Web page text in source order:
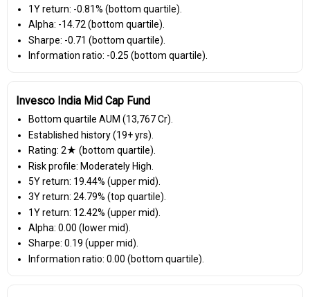
1Y return: -0.81% (bottom quartile).
Alpha: -14.72 (bottom quartile).
Sharpe: -0.71 (bottom quartile).
Information ratio: -0.25 (bottom quartile).
Invesco India Mid Cap Fund
Bottom quartile AUM (₹13,767 Cr).
Established history (19+ yrs).
Rating: 2★ (bottom quartile).
Risk profile: Moderately High.
5Y return: 19.44% (upper mid).
3Y return: 24.79% (top quartile).
1Y return: 12.42% (upper mid).
Alpha: 0.00 (lower mid).
Sharpe: 0.19 (upper mid).
Information ratio: 0.00 (bottom quartile).